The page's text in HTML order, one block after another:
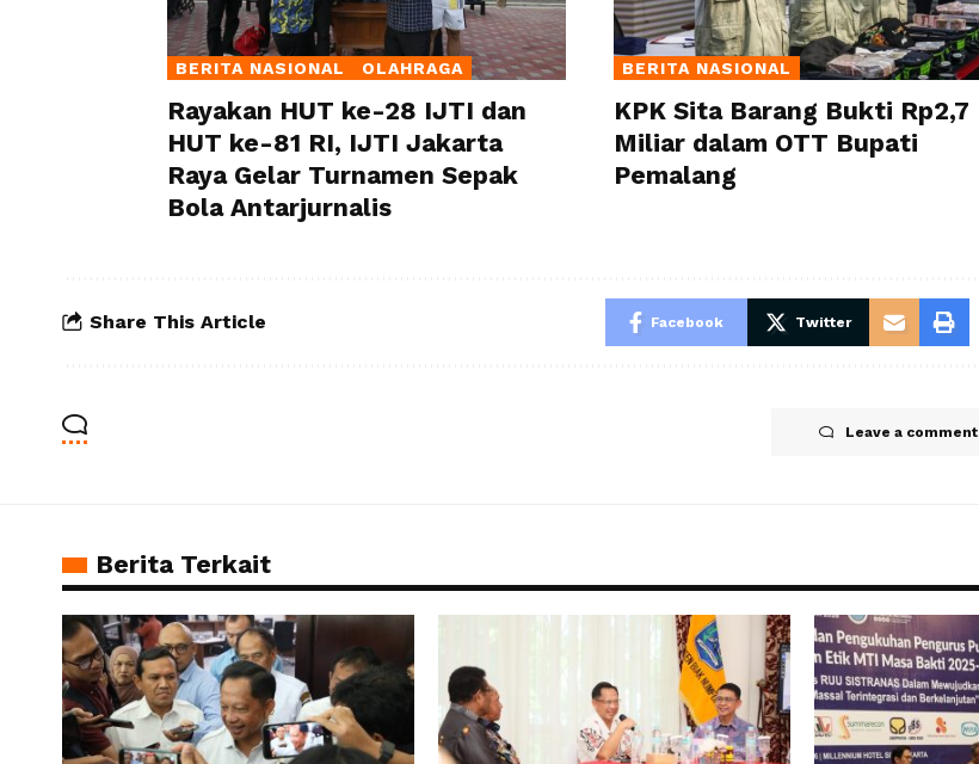
BERITA NASIONAL OLAHRAGA
Rayakan HUT ke-28 IJTI dan
HUT ke-81 RI, IJTI Jakarta
Raya Gelar Turnamen Sepak
Bola Antarjurnalis
BERITA NASIONAL
KPK Sita Barang Bukti Rp2,7
Miliar dalam OTT Bupati
Pemalang
Share This Article Facebook Twitter
Leave a comment
Berita Terkait